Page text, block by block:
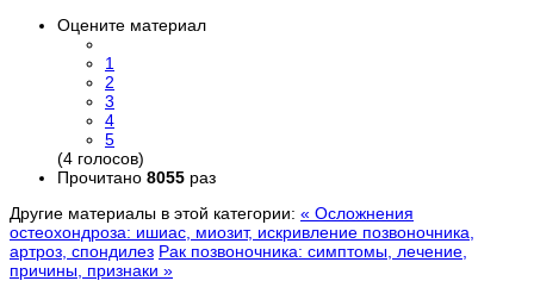
Оцените материал
1
2
3
4
5
(4 голосов)
Прочитано 8055 раз
Другие материалы в этой категории: « Осложнения
остеохондроза: ишиас, миозит, искривление позвоночника,
артроз, спондилез Рак позвоночника: симптомы, лечение,
причины, признаки »